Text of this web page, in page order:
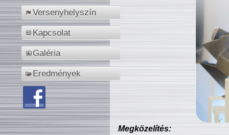
Versenyhelyszín
Kapcsolat
Galéria
Eredmények
Megközelítés: